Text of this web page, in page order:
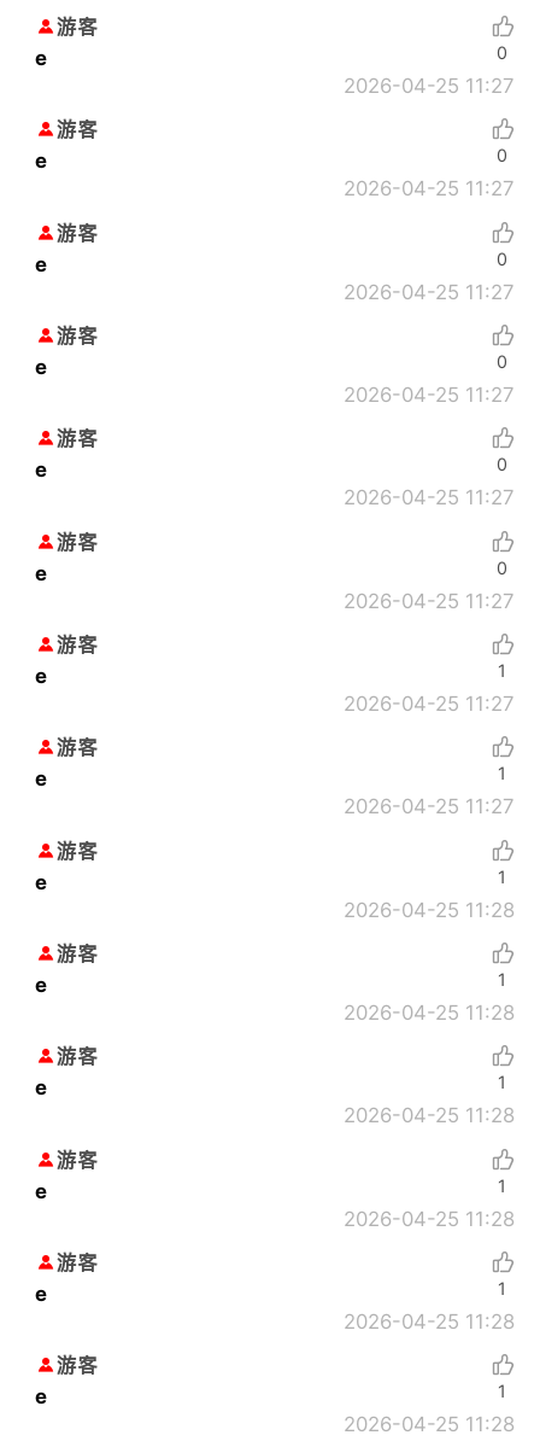
游客
e
2026-04-25 11:27
0
游客
e
2026-04-25 11:27
0
游客
e
2026-04-25 11:27
0
游客
e
2026-04-25 11:27
0
游客
e
2026-04-25 11:27
0
游客
e
2026-04-25 11:27
0
游客
e
2026-04-25 11:27
1
游客
e
2026-04-25 11:27
1
游客
e
2026-04-25 11:28
1
游客
e
2026-04-25 11:28
1
游客
e
2026-04-25 11:28
1
游客
e
2026-04-25 11:28
1
游客
e
2026-04-25 11:28
1
游客
e
2026-04-25 11:28
1